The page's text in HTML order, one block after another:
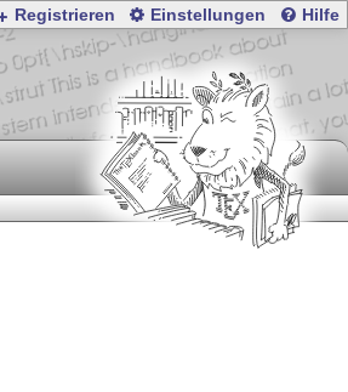
Registrieren Einstellungen Hilfe